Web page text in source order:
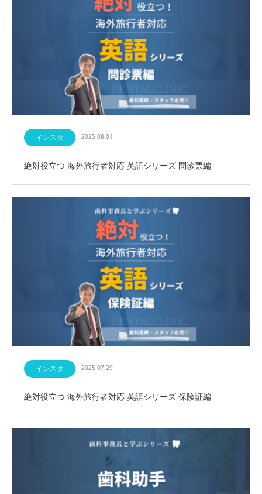
インスタ 2025.08.01
絶対役立つ 海外旅行者対応 英語シリーズ 問診票編
インスタ 2025.07.29
絶対役立つ 海外旅行者対応 英語シリーズ 保険証編